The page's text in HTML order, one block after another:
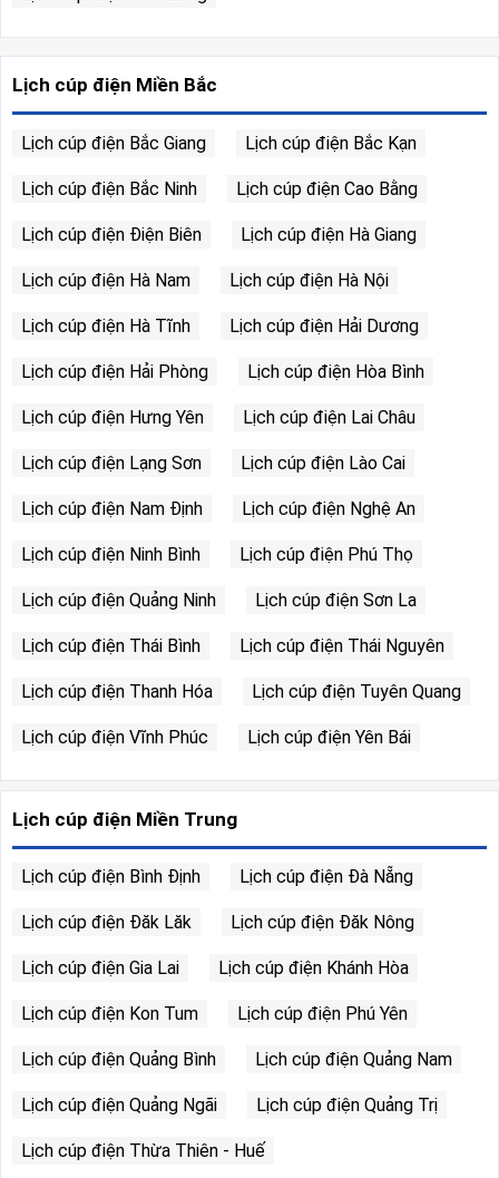
Lịch cúp điện Miền Bắc
Lịch cúp điện Bắc Giang Lịch cúp điện Bắc Kạn
Lịch cúp điện Bắc Ninh Lịch cúp điện Cao Bằng
Lịch cúp điện Điện Biên Lịch cúp điện Hà Giang
Lịch cúp điện Hà Nam Lịch cúp điện Hà Nội
Lịch cúp điện Hà Tĩnh Lịch cúp điện Hải Dương
Lịch cúp điện Hải Phòng Lịch cúp điện Hòa Bình
Lịch cúp điện Hưng Yên Lịch cúp điện Lai Châu
Lịch cúp điện Lạng Sơn Lịch cúp điện Lào Cai
Lịch cúp điện Nam Định Lịch cúp điện Nghệ An
Lịch cúp điện Ninh Bình Lịch cúp điện Phú Thọ
Lịch cúp điện Quảng Ninh Lịch cúp điện Sơn La
Lịch cúp điện Thái Bình Lịch cúp điện Thái Nguyên
Lịch cúp điện Thanh Hóa Lịch cúp điện Tuyên Quang
Lịch cúp điện Vĩnh Phúc Lịch cúp điện Yên Bái
Lịch cúp điện Miền Trung
Lịch cúp điện Bình Định Lịch cúp điện Đà Nẵng
Lịch cúp điện Đăk Lăk Lịch cúp điện Đăk Nông
Lịch cúp điện Gia Lai Lịch cúp điện Khánh Hòa
Lịch cúp điện Kon Tum Lịch cúp điện Phú Yên
Lịch cúp điện Quảng Bình Lịch cúp điện Quảng Nam
Lịch cúp điện Quảng Ngãi Lịch cúp điện Quảng Trị
Lịch cúp điện Thừa Thiên - Huế